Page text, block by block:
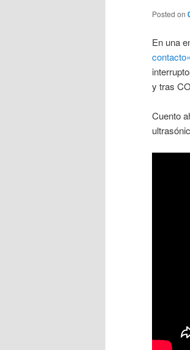
Posted on
En una
contacto»
y tras
Cuento